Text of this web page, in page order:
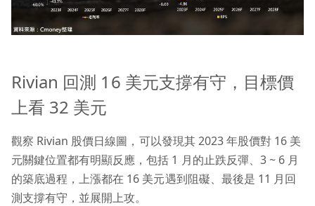
Rivian 回測 16 美元支撐有守，目標價
上看 32 美元
觀察 Rivian 股價日線圖，可以發現其 2023 年股價對 16 美
元關鍵位置都有明顯反應，包括 1 月的止跌反彈、3 ~ 6 月
的築底過程，上漲都在 16 美元遇到阻礙、最後是 11 月回
測支撐有守，並展開上攻。